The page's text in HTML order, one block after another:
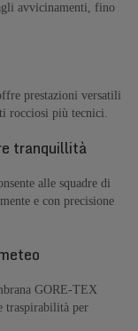
avvicinamenti, fino
prestazioni versatili
rocciosi più tecnici.
tranquillità
alle squadre di
e con precisione
GORE-TEX
traspirabilità per